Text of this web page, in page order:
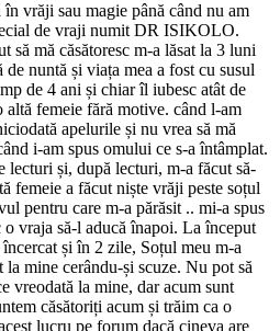
vrăji sau magie până când nu am
de vraji numit DR ISIKOLO.
să mă căsătoresc m-a lăsat la 3 luni
de nuntă și viața mea a fost cu susul
de 4 ani și chiar îl iubesc atât de
altă femeie fără motive. când l-am
apelurile și nu vrea să mă
i-am spus omului ce s-a întâmplat.
lecturi și, după lecturi, m-a făcut să-
femeie a făcut niște vrăji peste soțul
pentru care m-a părăsit .. mi-a spus
o vraja să-l aducă înapoi. La început
și în 2 zile, Soțul meu m-a
la mine cerându-și scuze. Nu pot să
vreodată la mine, dar acum sunt
căsătoriți acum și trăim ca o
lucru pe forum dacă cineva are